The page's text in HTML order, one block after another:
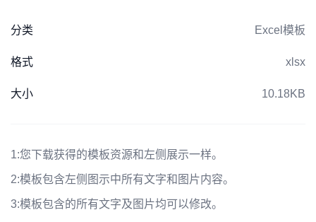
分类 Excel模板
格式 xlsx
大小 10.18KB
1:您下载获得的模板资源和左侧展示一样。
2:模板包含左侧图示中所有文字和图片内容。
3:模板包含的所有文字及图片均可以修改。